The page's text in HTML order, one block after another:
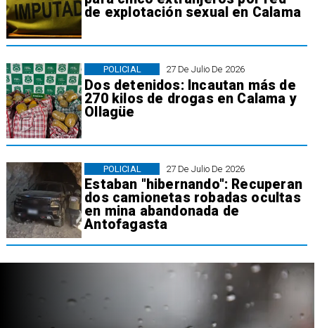
de explotación sexual en Calama
27 De Julio De 2026
Dos detenidos: Incautan más de
270 kilos de drogas en Calama y
Ollagüe
POLICIAL
27 De Julio De 2026
Estaban "hibernando": Recuperan
dos camionetas robadas ocultas
en mina abandonada de
Antofagasta
POLICIAL